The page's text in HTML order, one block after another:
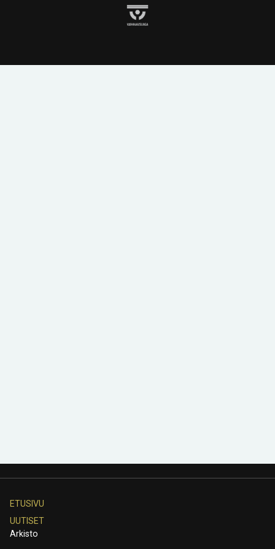
ETUSIVU
UUTISET
Arkisto